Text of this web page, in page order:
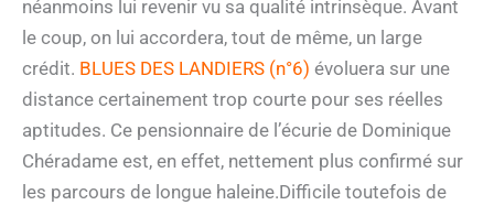
néanmoins lui revenir vu sa qualité intrinsèque. Avant
le coup, on lui accordera, tout de même, un large
crédit. BLUES DES LANDIERS (n°6) évoluera sur une
distance certainement trop courte pour ses réelles
aptitudes. Ce pensionnaire de l’écurie de Dominique
Chéradame est, en effet, nettement plus confirmé sur
les parcours de longue haleine.Difficile toutefois de